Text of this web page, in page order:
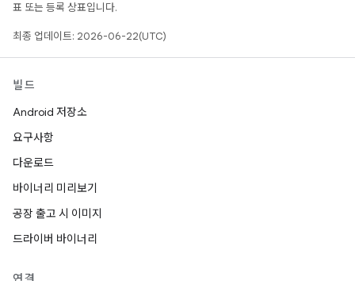
표 또는 등록 상표입니다.
최종 업데이트: 2026-06-22(UTC)
빌드
Android 저장소
요구사항
다운로드
바이너리 미리보기
공장 출고 시 이미지
드라이버 바이너리